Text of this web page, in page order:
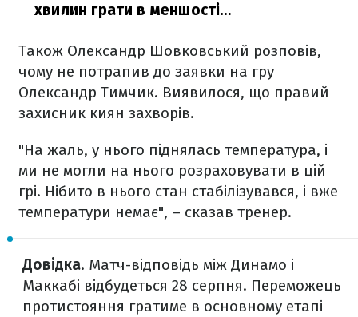
хвилин грати в меншості…
Також Олександр Шовковський розповів,
чому не потрапив до заявки на гру
Олександр Тимчик. Виявилося, що правий
захисник киян захворів.
"На жаль, у нього піднялась температура, і
ми не могли на нього розраховувати в цій
грі. Нібито в нього стан стабілізувався, і вже
температури немає", – сказав тренер.
Довідка. Матч-відповідь між Динамо і
Маккабі відбудеться 28 серпня. Переможець
протистояння гратиме в основному етапі